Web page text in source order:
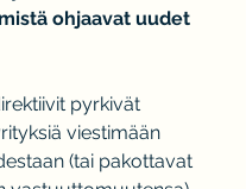
ohjaavat uudet
pyrkivät
viestimään
(tai pakottavat